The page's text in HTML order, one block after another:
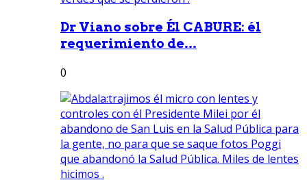
Dr Viano sobre Él CABURE: él
requerimiento de...
0